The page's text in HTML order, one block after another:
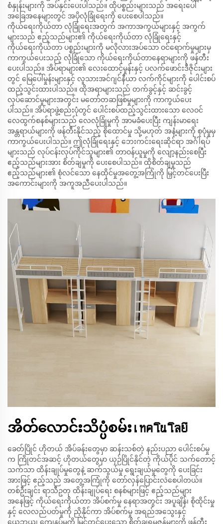
စံနှုန်းများကို အပ်နှင်းပေးပါသည်။ ထိုပစ္စည်းများသည် အရေးပေါ်
အခြေအနေများတွင် အပိုလုံခြုံရေးကို ပေးစေပါသည်။
ကိုယ်ရေးကိုယ်တာ လုံခြုံရေးအတွက် အကာအကွယ်များနှင့် အကွက်
များသည် ဧည့်သည်များ၏ ကိုယ်ရေးကိုယ်တာ လုံခြုံရေးနှင့်
ကိုယ်ရေးကိုယ်တာ ပစ္စည်းများကို မလိုလားအပ်သော ဝင်ရောက်မှုများမှ
ကာကွယ်ပေးသည့် လုံခြုံသော ကိုယ်ရေးကိုယ်တာနေရာများကို ဖန်တီး
ပေးပါသည်။ အိပ်ရာများ၏ လေးထောင့်မှုန်းနှင့် ပလက်ဖောင်းဒီဇိုင်းများ
တွင် မြေပေါ်မှုန်းများနှင့် လူသားအင်ဂျင်နီယာ လက်ကိုင်များကို ပေါင်းစပ်
ထည့်သွင်းထားပါသည်။ ထိုအရာများသည် တက်ခွင့်နှင့် ဆင်းခွင့်
လုပ်ဆောင်မှုများအတွင်း မတော်တဆဖြစ်မှုများကို ကာကွယ်ပေး
ပါသည်။ အိပ်ရာဖွဲ့စည်းပုံတွင် ပေါင်းစပ်ထည့်သွင်းထားသော လေဝင်
လေထွက်စနစ်များသည် လေလုံခြုံမှုကို အာမခံပေးပြီး ကျန်းမာရေး
အန္တရာယ်များကို ဖန်တီးနိုင်သည့် စိုထောင်မှု သို့မဟုတ် အနံ့များကို စုပုံမှုမှ
ကာကွယ်ပေးပါသည်။ ဤလုံခြုံရေးနှင့် ဘေးကင်းရေးဆိုင်ရာ အင်္ဂါရပ်
များသည် လုပ်ငန်းလုပ်ကိုင်သူများ၏ တာဝန်ယူမှုကို လျော့နည်းစေပြီး
ဧည့်သည်များအား စိတ်ချမှုကို ပေးစေပါသည်။ ထိုစိတ်ချမှုသည်
ဧည့်သည်များ၏ စုံလင်သော နေထိုင်မှုအတွေ့အကြုံကို မြှင့်တင်ပေးပြီး
အကောင်းများကို အကူအညီပေးပါသည်။
အိတ်လောင်းသိပ္ပံစမ်းเทคโนโลยี
ခေတ်ပြိုင် ဟိုတယ် အိပ်ခန်းတွေမှာ ဆန်းသစ်တဲ့ နည်းပညာ ပေါင်းစပ်မှု
က ကြိုတင်အဆင့် ဟိုတယ်တွေမှာ ယှဉ်ပြိုင်နိုင်တဲ့ ကိုယ်ပိုင် သက်တောင့်
သက်သာ ထိန်းချုပ်မှုတွေနဲ့ ဆက်သွယ်မှု ရွေးချယ်မှုတွေကို ပေးခြင်း
အားဖြင့် ဧည့်သည် အတွေ့အကြုံကို တော်လှန်ပြောင်းလဲစေပါတယ်။
တစ်ဦးချင်း ရာသီဥတု ထိန်းချုပ်ရေး စနစ်များဖြင့် ဧည့်သည်များ
အနေဖြင့် ကိုယ်ရေးကိုယ်တာ အိပ်စက်မှု နေရာအတွင်း အပူချိန်၊ စိုထိုင်းမှု
နှင့် လေလည်ပတ်မှုကို ညှိနိုင်ကာ အိပ်စက်မှု အရည်အသွေးနှင့်
ယေဘုယျ ကျေနပ်မှုကို မြှင့်တင်ပေးသော စိတ်ချရမှုဇုန်များကို ဖန်တီး